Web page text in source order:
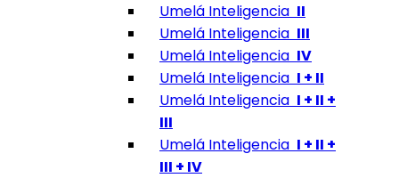
Umelá Inteligencia II
Umelá Inteligencia III
Umelá Inteligencia IV
Umelá Inteligencia I + II
Umelá Inteligencia I + II +
III
Umelá Inteligencia I + II +
III + IV